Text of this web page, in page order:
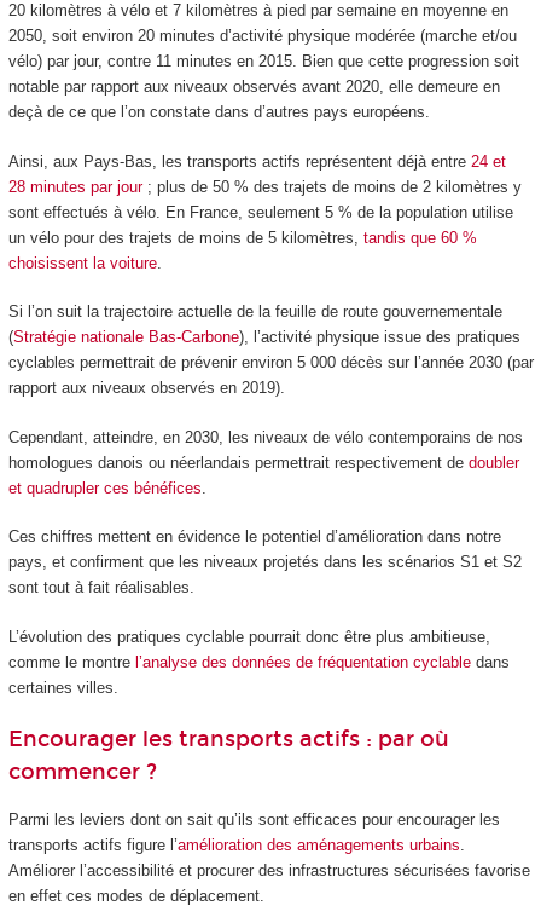
20 kilomètres à vélo et 7 kilomètres à pied par semaine en moyenne en
2050, soit environ 20 minutes d’activité physique modérée (marche et/ou
vélo) par jour, contre 11 minutes en 2015. Bien que cette progression soit
notable par rapport aux niveaux observés avant 2020, elle demeure en
deçà de ce que l’on constate dans d’autres pays européens.
Ainsi, aux Pays-Bas, les transports actifs représentent déjà entre 24 et
28 minutes par jour; plus de 50 % des trajets de moins de 2 kilomètres y
sont effectués à vélo. En France, seulement 5 % de la population utilise
un vélo pour des trajets de moins de 5 kilomètres, tandis que 60 %
choisissent la voiture.
Si l’on suit la trajectoire actuelle de la feuille de route gouvernementale
(Stratégie nationale Bas-Carbone), l’activité physique issue des pratiques
cyclables permettrait de prévenir environ 5 000 décès sur l’année 2030 (par
rapport aux niveaux observés en 2019).
Cependant, atteindre, en 2030, les niveaux de vélo contemporains de nos
homologues danois ou néerlandais permettrait respectivement de doubler
et quadrupler ces bénéfices
Ces chiffres mettent en évidence le potentiel d’amélioration dans notre
pays, et confirment que les niveaux projetés dans les scénarios S1 et S2
sont tout à fait réalisables.
L’évolution des pratiques cyclable pourrait donc être plus ambitieuse,
comme le montre l’analyse des données de fréquentation cyclabledans
certaines villes.
Encourager les transports actifs : par où
commencer ?
Parmi les leviers dont on sait qu’ils sont efficaces pour encourager les
transports actifs figure l’amélioration des aménagements urbains
Améliorer l’accessibilité et procurer des infrastructures sécurisées favorise
en effet ces modes de déplacement.